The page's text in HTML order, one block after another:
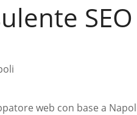
web con base a